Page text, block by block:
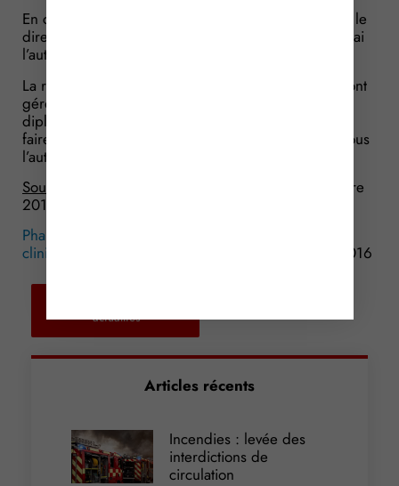
En cas de danger immédiat pour la santé publique, le
directeur général de l’ARS peut suspendre sans délai
l’autorisation pour une période maximale de 3 mois.
La réglementation précise également que les PUI sont
gérées par une personne ayant obligatoirement le
diplôme de pharmacien. Ces dernières peuvent se
faire aider par des collaborateurs qui sont placés sous
l’autorité du pharmacien chargé de la gérance.
Source :
Ordonnance n° 2016-1729 du 15 décembre
2016 relative aux pharmacies à usage intérieur
Pharmacies implantées dans les hôpitaux et les
cliniques : du nouveau !
© Copyright WebLex – 2016
actualités
Articles récents
Incendies : levée des
interdictions de
circulation